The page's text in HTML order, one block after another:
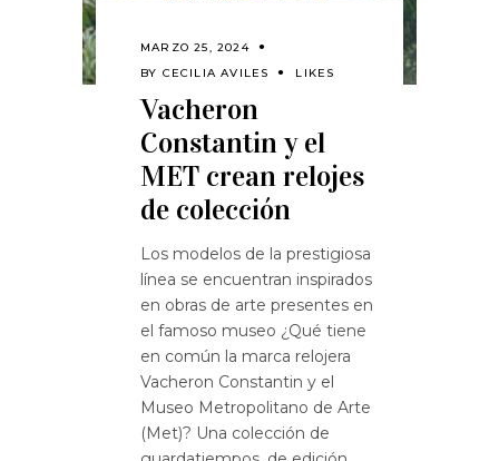
MARZO 25, 2024
BY CECILIA AVILES LIKES
Vacheron
Constantin y el
MET crean relojes
de colección
Los modelos de la prestigiosa
línea se encuentran inspirados
en obras de arte presentes en
el famoso museo ¿Qué tiene
en común la marca relojera
Vacheron Constantin y el
Museo Metropolitano de Arte
(Met)? Una colección de